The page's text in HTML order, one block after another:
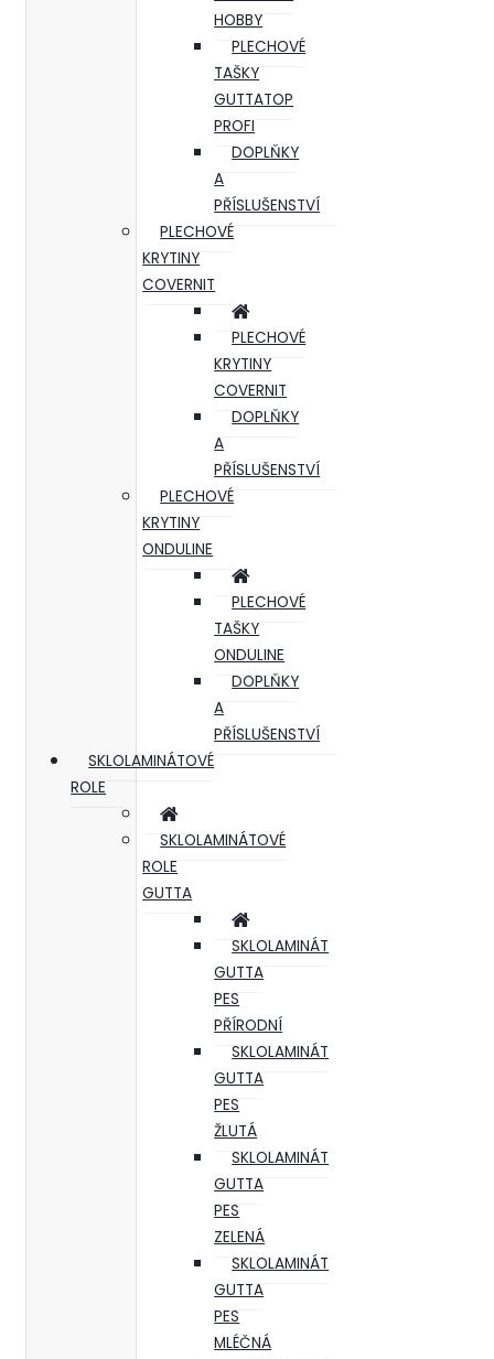
HOBBY
PLECHOVÉ
TAŠKY
GUTTATOP
PROFI
DOPLŇKY
A
PŘÍSLUŠENSTVÍ
PLECHOVÉ
KRYTINY
COVERNIT
PLECHOVÉ
KRYTINY
COVERNIT
DOPLŇKY
A
PŘÍSLUŠENSTVÍ
PLECHOVÉ
KRYTINY
ONDULINE
PLECHOVÉ
TAŠKY
ONDULINE
DOPLŇKY
A
PŘÍSLUŠENSTVÍ
SKLOLAMINÁTOVÉ
ROLE
SKLOLAMINÁTOVÉ
ROLE
GUTTA
SKLOLAMINÁT
GUTTA
PES
PŘÍRODNÍ
SKLOLAMINÁT
GUTTA
PES
ŽLUTÁ
SKLOLAMINÁT
GUTTA
PES
ZELENÁ
SKLOLAMINÁT
GUTTA
PES
MLÉČNÁ